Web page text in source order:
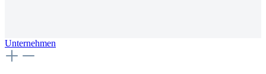
Unternehmen